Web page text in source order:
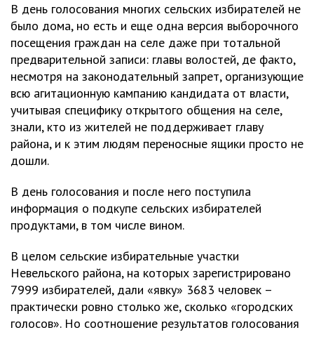
В день голосования многих сельских избирателей не
было дома, но есть и еще одна версия выборочного
посещения граждан на селе даже при тотальной
предварительной записи: главы волостей, де факто,
несмотря на законодательный запрет, организующие
всю агитационную кампанию кандидата от власти,
учитывая специфику открытого общения на селе,
знали, кто из жителей не поддерживает главу
района, и к этим людям переносные ящики просто не
дошли.
В день голосования и после него поступила
информация о подкупе сельских избирателей
продуктами, в том числе вином.
В целом сельские избирательные участки
Невельского района, на которых зарегистрировано
7999 избирателей, дали «явку» 3683 человек –
практически ровно столько же, сколько «городских
голосов». Но соотношение результатов голосования